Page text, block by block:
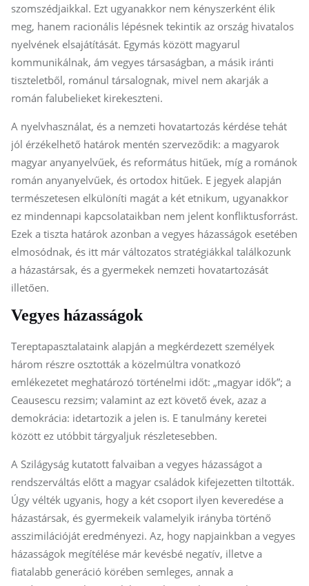
szomszédjaikkal. Ezt ugyanakkor nem kényszerként élik
meg, hanem racionális lépésnek tekintik az ország hivatalos
nyelvének elsajátítását. Egymás között magyarul
kommunikálnak, ám vegyes társaságban, a másik iránti
tiszteletből, románul társalognak, mivel nem akarják a
román falubelieket kirekeszteni.
A nyelvhasználat, és a nemzeti hovatartozás kérdése tehát
jól érzékelhető határok mentén szerveződik: a magyarok
magyar anyanyelvűek, és református hitűek, míg a románok
román anyanyelvűek, és ortodox hitűek. E jegyek alapján
természetesen elkülöníti magát a két etnikum, ugyanakkor
ez mindennapi kapcsolataikban nem jelent konfliktusforrást.
Ezek a tiszta határok azonban a vegyes házasságok esetében
elmosódnak, és itt már változatos stratégiákkal találkozunk
a házastársak, és a gyermekek nemzeti hovatartozását
illetően.
Vegyes házasságok
Tereptapasztalataink alapján a megkérdezett személyek
három részre osztották a közelmúltra vonatkozó
emlékezetet meghatározó történelmi időt: „magyar idők”; a
Ceausescu rezsim; valamint az ezt követő évek, azaz a
demokrácia: idetartozik a jelen is. E tanulmány keretei
között ez utóbbit tárgyaljuk részletesebben.
A Szilágyság kutatott falvaiban a vegyes házasságot a
rendszerváltás előtt a magyar családok kifejezetten tiltották.
Úgy vélték ugyanis, hogy a két csoport ilyen keveredése a
házastársak, és gyermekeik valamelyik irányba történő
asszimilációját eredményezi. Az, hogy napjainkban a vegyes
házasságok megítélése már kevésbé negatív, illetve a
fiatalabb generáció körében semleges, annak a